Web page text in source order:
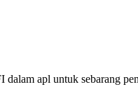
dalam apl untuk sebarang